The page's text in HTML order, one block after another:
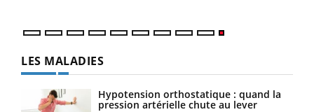
LES MALADIES
Hypotension orthostatique : quand la
pression artérielle chute au lever